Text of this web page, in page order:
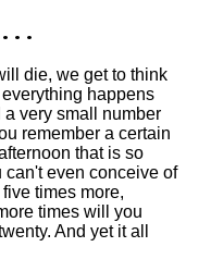
. .
die, we get to think
happens
very small number
remember a certain
that is so
can't even conceive of
times more,
times will you
And yet it all